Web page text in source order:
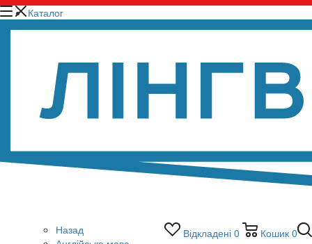
Відкладені 0 Кошик 0
Каталог
Назад